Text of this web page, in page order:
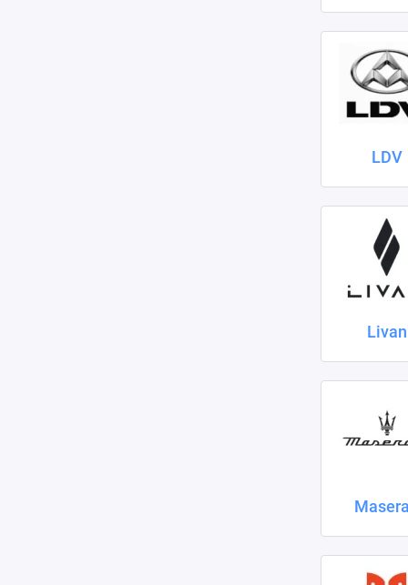
LDV
Livan